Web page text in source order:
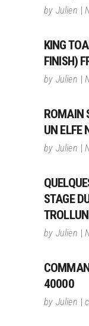
by Julien
KING
FINISH)
by Julien
ROMAIN
UN ELFE
by Julien
STAGE
by Julien
40000
by Julien